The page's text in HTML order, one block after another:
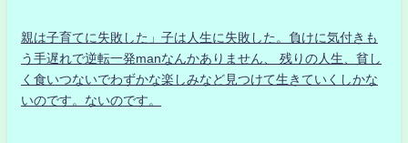
親は子育てに失敗した」子は人生に失敗した。負けに気付きも
う手遅れで逆転一発manなんかありません、 残りの人生、貧し
く食いつないでわずかな楽しみなど見つけて生きていくしかな
いのです。ないのです。